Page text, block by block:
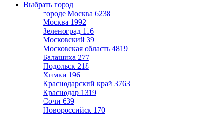
Выбрать город
городе Москва 6238
Москва 1992
Зеленоград 116
Московский 39
Московская область 4819
Балашиха 277
Подольск 218
Химки 196
Краснодарский край 3763
Краснодар 1319
Сочи 639
Новороссийск 170